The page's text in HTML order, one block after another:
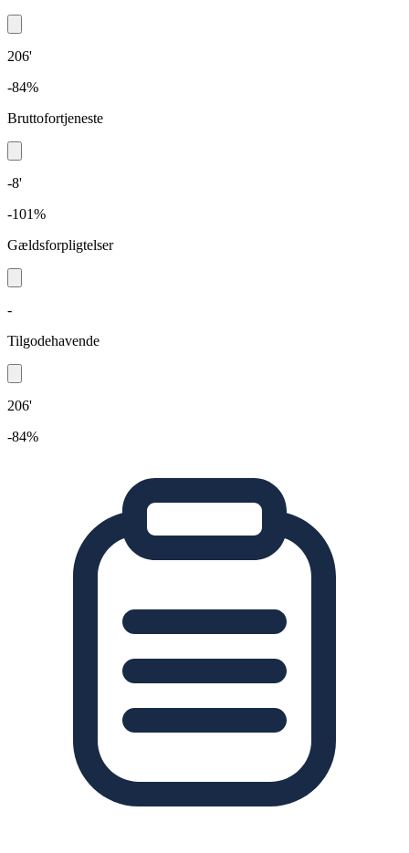
206'
-84%
Bruttofortjeneste
-8'
-101%
Gældsforpligtelser
-
Tilgodehavende
206'
-84%